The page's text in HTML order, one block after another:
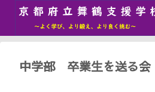
中学部 卒業生を送る会